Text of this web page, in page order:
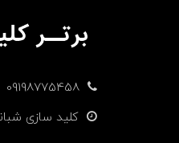
09198775458
کلید سازی